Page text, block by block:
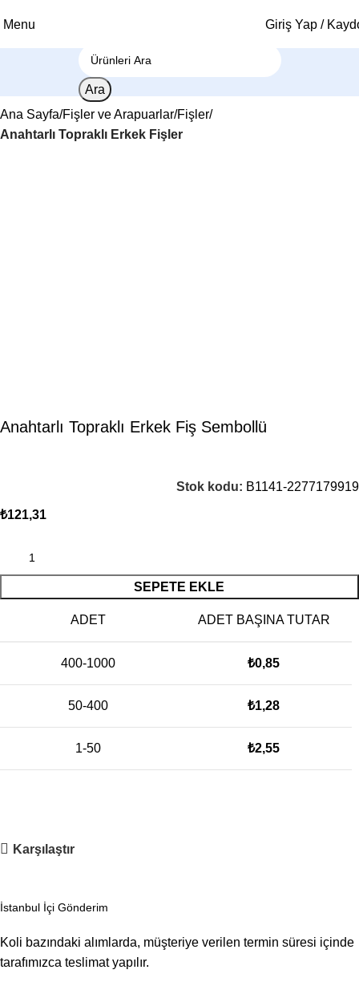
Menu Giriş Yap /
Ara
Ana Sayfa Fişler ve Arapuarlar Fişler
Anahtarlı Topraklı Erkek Fişler
Anahtarlı Topraklı Erkek Fiş Sembollü
Stok kodu: B1141-2277179919
₺121,31
SEPETE EKLE
ADET ADET BAŞINA TUTAR
400-1000 ₺0,85
50-400 ₺1,28
1-50 ₺2,55
Karşılaştır
İstanbul İçi Gönderim
Koli bazındaki alımlarda, müşteriye verilen termin süresi içinde
tarafımızca teslimat yapılır.